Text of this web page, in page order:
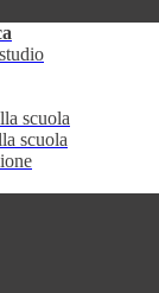
scuola
scuola